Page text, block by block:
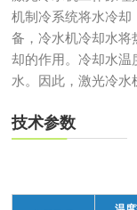
机制冷系统将水冷却
备，冷水机冷却水将
却的作用。冷却水温
水。因此，激光冷水
技术参数